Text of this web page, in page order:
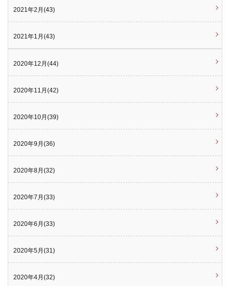
2021年2月(43)
2021年1月(43)
2020年12月(44)
2020年11月(42)
2020年10月(39)
2020年9月(36)
2020年8月(32)
2020年7月(33)
2020年6月(33)
2020年5月(31)
2020年4月(32)